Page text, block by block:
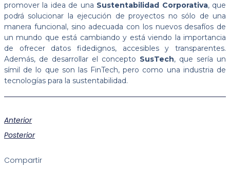
promover la idea de una Sustentabilidad Corporativa, que
podrá solucionar la ejecución de proyectos no sólo de una
manera funcional, sino adecuada con los nuevos desafíos de
un mundo que está cambiando y está viendo la importancia
de ofrecer datos fidedignos, accesibles y transparentes.
Además, de desarrollar el concepto SusTech, que sería un
símil de lo que son las FinTech, pero como una industria de
tecnologías para la sustentabilidad.
Anterior
Posterior
Compartir